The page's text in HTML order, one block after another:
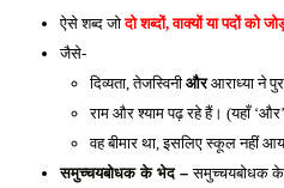
ऐसे शब्द जो दो शब्दों, वाक्यों या पदों को
जैसे-
दिव्यता, तेजस्विनी और आराध्या ने
राम और श्याम पढ़ रहे हैं। (यहाँ
वह बीमार था, इसलिए स्कूल नहीं
समुच्चयबोधक के भेद – समुच्चयबोधक